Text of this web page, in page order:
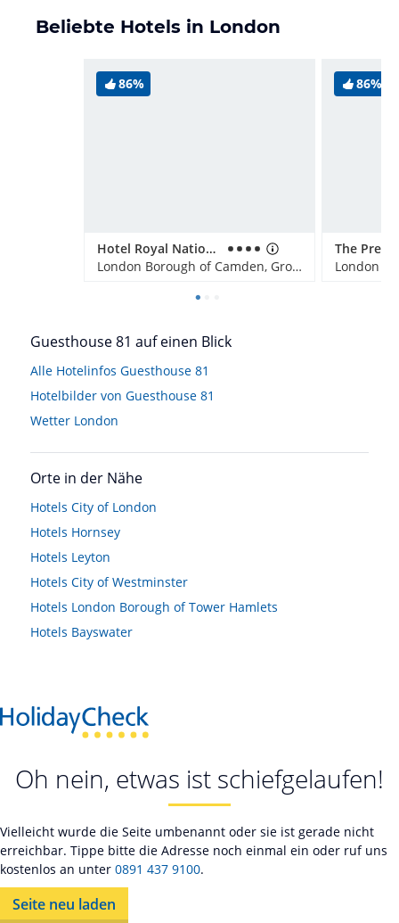
Beliebte Hotels in London
86%
Hotel Royal National
London Borough of Camden, Großbritannien
86%
The
Guesthouse 81 auf einen Blick
Alle Hotelinfos Guesthouse 81
Hotelbilder von Guesthouse 81
Wetter London
Orte in der Nähe
Hotels City of London
Hotels Hornsey
Hotels Leyton
Hotels City of Westminster
Hotels London Borough of Tower Hamlets
Hotels Bayswater
Oh nein, etwas ist schiefgelaufen!
Vielleicht wurde die Seite umbenannt oder sie ist gerade nicht
erreichbar. Tippe bitte die Adresse noch einmal ein oder ruf uns
kostenlos an unter 0891 437 9100.
Seite neu laden